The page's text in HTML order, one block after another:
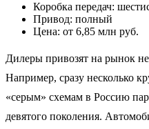
Коробка передач:
Привод: полный
Цена: от 6,85 млн руб.
Дилеры привозят на рынок
Например, сразу несколько
«серым» схемам в Россию
девятого поколения.